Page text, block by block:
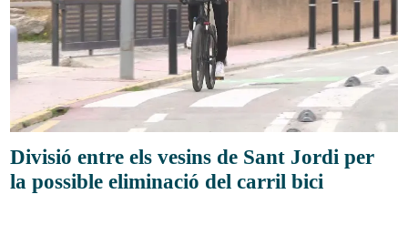
Divisió entre els vesins de Sant Jordi per
la possible eliminació del carril bici